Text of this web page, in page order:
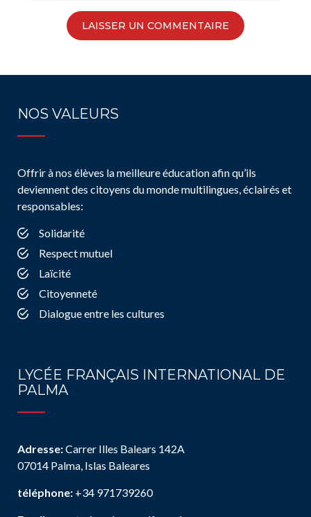
NOS VALEURS
Offrir à nos élèves la meilleure éducation afin qu’ils
deviennent des citoyens du monde multilingues, éclairés et
responsables:
Solidarité
Respect mutuel
Laïcité
Citoyenneté
Dialogue entre les cultures
LYCÉE FRANÇAIS INTERNATIONAL DE
PALMA
Adresse:Carrer Illes Balears 142A
07014 Palma, Islas Baleares
téléphone: +34 971739260